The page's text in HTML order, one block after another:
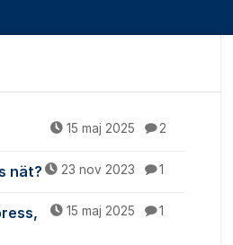
15 maj 2025 2
nät? 23 nov 2023 1
15 maj 2025 1